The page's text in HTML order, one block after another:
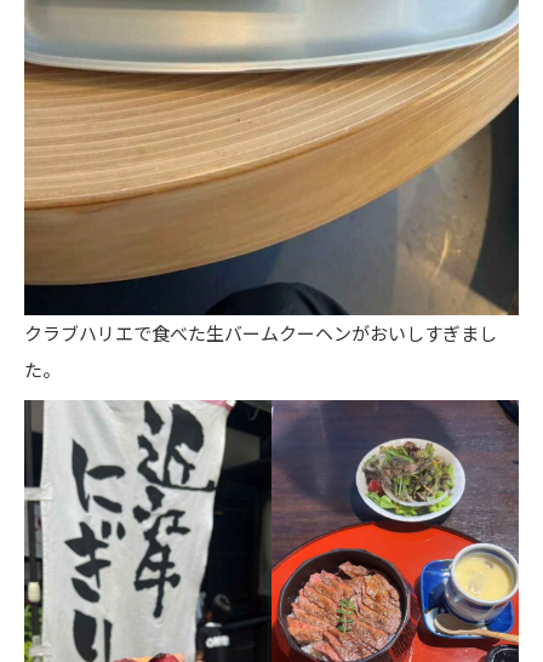
クラブハリエで食べた生バームクーヘンがおいしすぎまし
た。